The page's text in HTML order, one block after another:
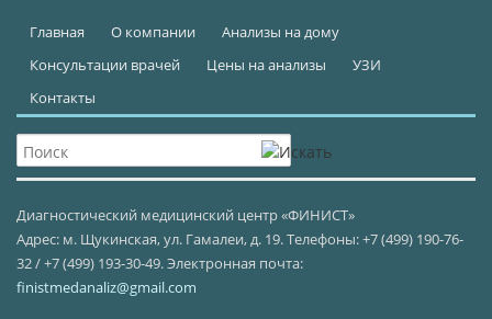
Главная О компании
Анализы на дому
Консультации врачей
Цены на анализы
УЗИ
Контакты
Диагностический медицинский центр «ФИНИСТ»
Адрес: м. Щукинская, ул. Гамалеи, д. 19. Телефоны: +7 (499) 190-76-
32 / +7 (499) 193-30-49. Электронная почта:
finistmedanaliz@gmail.com